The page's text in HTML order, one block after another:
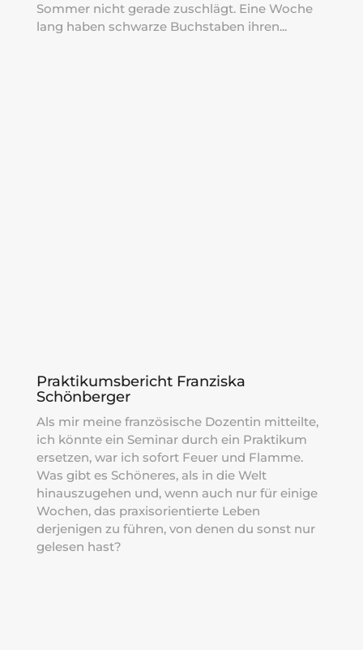
Sommer nicht gerade zuschlägt. Eine Woche
lang haben schwarze Buchstaben ihren...
Praktikumsbericht Franziska
Schönberger
Als mir meine französische Dozentin mitteilte,
ich könnte ein Seminar durch ein Praktikum
ersetzen, war ich sofort Feuer und Flamme.
Was gibt es Schöneres, als in die Welt
hinauszugehen und, wenn auch nur für einige
Wochen, das praxisorientierte Leben
derjenigen zu führen, von denen du sonst nur
gelesen hast?